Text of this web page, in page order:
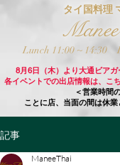
タイ国料理
Lunch 11:00 ~ 14:30
8月6日（木）より大通ビア
各イベントでの出店情報は、こ
＜営業時間
ことに店、当面の間は休業
記事
ManeeThai